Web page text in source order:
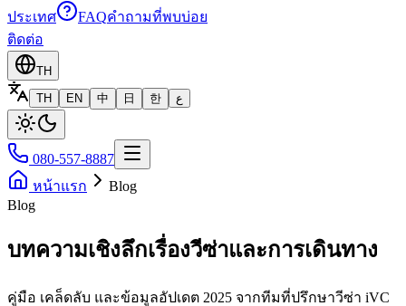
ประเทศ
FAQคำถามที่พบบ่อย
ติดต่อ
TH
TH
EN 中 日 한 ع
080-557-8887
หน้าแรก
Blog
Blog
บทความเชิงลึกเรื่องวีซ่าและการเดินทาง
คู่มือ เคล็ดลับ และข้อมูลอัปเดต 2025 จากทีมที่ปรึกษาวีซ่า iVC